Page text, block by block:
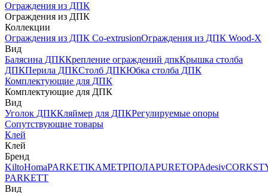
Ограждения из ДПК
Ограждения из ДПК
Коллекции
Ограждения из ДПК Co-extrusionОграждения из ДПК Wood-X
Вид
Балясина ДПККрепление ограждений дпкКрышка столба
ДПКПерила ДПКСтолб ДПКЮбка столба ДПК
Комплектующие для ДПК
Комплектующие для ДПК
Вид
Уголок ДПККляймер для ДПКРегулируемые опоры
Сопутствующие товары
Клей
Клей
Бренд
KiltoHomaPARKETIKAМЕТРПОЛАPURETOPAdesiv
PARKETT
Вид